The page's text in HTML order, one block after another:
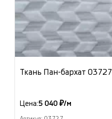
Ткань Пан-бархат 03727
Цена:5 040 ₽/м